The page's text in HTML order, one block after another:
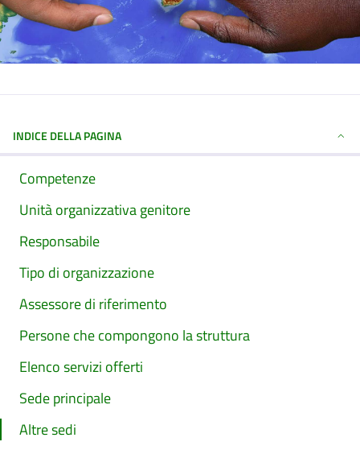
INDICE DELLA PAGINA
Competenze
Unità organizzativa genitore
Responsabile
Tipo di organizzazione
Assessore di riferimento
Persone che compongono la struttura
Elenco servizi offerti
Sede principale
Altre sedi